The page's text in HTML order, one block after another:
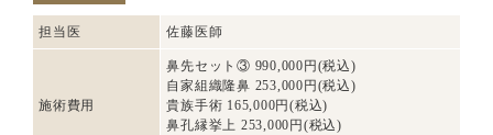
担当医 佐藤医師
施術費用
鼻先セット③ 990,000円(税込)
自家組織隆鼻 253,000円(税込)
貴族手術 165,000円(税込)
鼻孔縁挙上 253,000円(税込)